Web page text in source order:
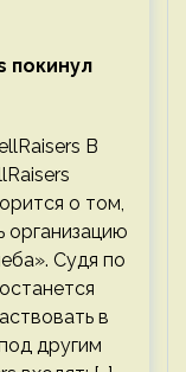
покинул
В
о том,
организацию
Судя по
в
другим